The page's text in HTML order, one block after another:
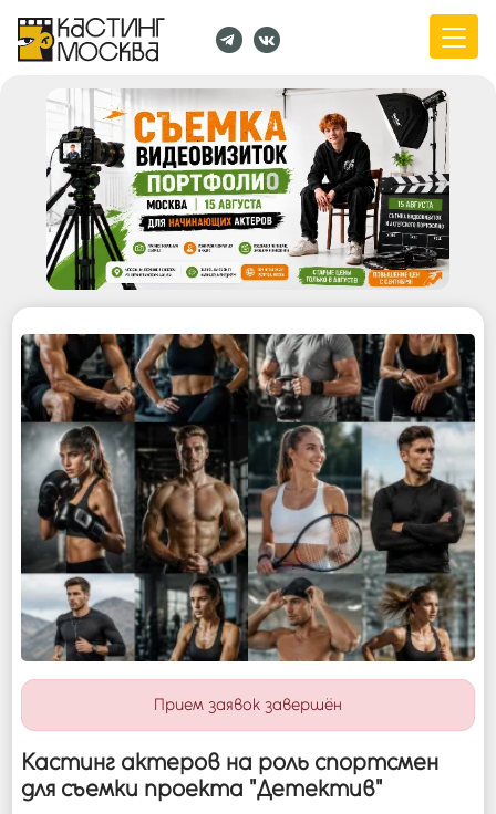
Войти
Кастинг актеров на роль спортсмен
для съемки проекта "Детектив"
Прием заявок завершён